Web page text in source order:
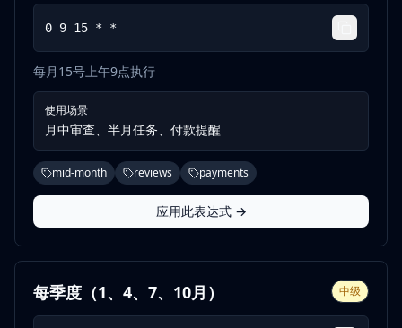
0 9 15 * *
每月15号上午9点执行
使用场景
月中审查、半月任务、付款提醒
mid-month reviews payments
应用此表达式 →
每季度（1、4、7、10月） 中级